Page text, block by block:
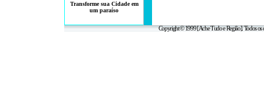
Transforme sua Cidade em
um paraíso
Copyright © 1999 [Ache Tudo e Região]. Todos os